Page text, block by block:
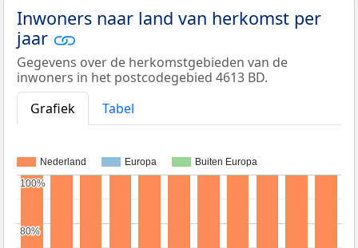
Inwoners naar land van herkomst per
jaar
Gegevens over de herkomstgebieden van de
inwoners in het postcodegebied 4613 BD.
Grafiek
Tabel
Nederland Europa Buiten Europa
80%
80%
100%
100%